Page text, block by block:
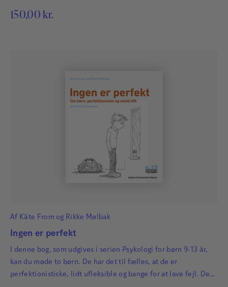
syndrom. Adam beskriver bl.a.: hvad Aspergers syndrom er, og
150,00 kr.
Af Käte From og Rikke Mølbak
Ingen er perfekt
I denne bog, som udgives i serien Psykologi for børn 9-13 år,
kan du møde to børn. De har det til fælles, at de er
perfektionistiske, lidt ufleksible og bange for at lave fejl. Det